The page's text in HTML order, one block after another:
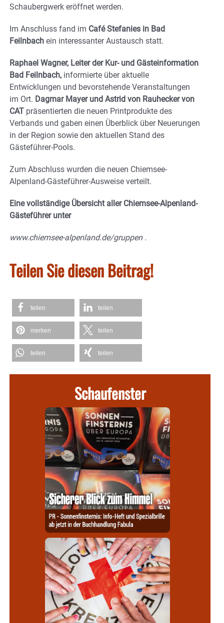
Schaubergwerk eröffnet werden.
Im Anschluss fand im Café Stefanies in Bad
Feilnbach ein interessanter Austausch statt.
Raphael Wagner, Leiter der Kur- und Gästeinformation
Bad Feilnbach, informierte über aktuelle
Entwicklungen und bevorstehende Veranstaltungen
im Ort. Dagmar Mayer und Astrid von Rauhecker von
CAT präsentierten die neuen Printprodukte des
Verbands und gaben einen Überblick über Neuerungen
in der Region sowie den aktuellen Stand des
Gästeführer-Pools.
Zum Abschluss wurden die neuen Chiemsee-
Alpenland-Gästeführer-Ausweise verteilt.
Eine vollständige Übersicht aller Chiemsee-Alpenland-
Gästeführer unter
www.chiemsee-alpenland.de/gruppen .
Teilen Sie diesen Beitrag!
teilen teilen
merken teilen
teilen teilen
Schaufenster